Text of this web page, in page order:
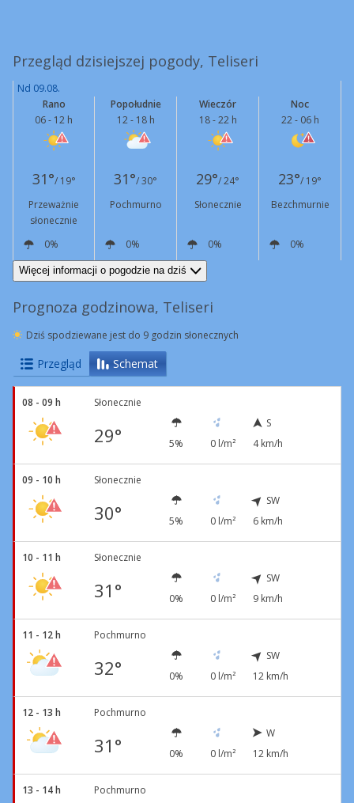
Przegląd dzisiejszej pogody, Teliseri
Nd 09.08.
Rano
06 - 12 h
Popołudnie
12 - 18 h
Wieczór
18 - 22 h
Noc
22 - 06 h
31°/ 19° 31°/ 30° 29°/ 24° 23°/ 19°
Przeważnie
słonecznie
Pochmurno Słonecznie Bezchmurnie
0% 0% 0%
0%
E
8 km/h W
12 km/h
Więcej informacji o pogodzie na dziś
Prognoza godzinowa, Teliseri
Dziś spodziewane jest do 9 godzin słonecznych
Przegląd Schemat
08 - 09 h Słonecznie
29° 5% 0 l/m²
S
4 km/h
09 - 10 h Słonecznie
30° 5% 0 l/m²
SW
6 km/h
10 - 11 h Słonecznie
31° 0% 0 l/m²
SW
9 km/h
11 - 12 h Pochmurno
32° 0% 0 l/m²
SW
12 km/h
12 - 13 h Pochmurno
31° 0% 0 l/m²
W
12 km/h
13 - 14 h Pochmurno